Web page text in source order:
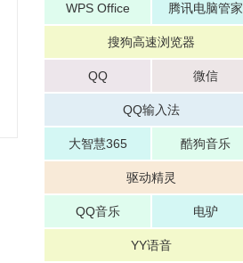
WPS Office 腾讯电脑管家
搜狗高速浏览器
QQ 微信
QQ输入法
大智慧365 酷狗音乐
驱动精灵
QQ音乐 电驴
YY语音